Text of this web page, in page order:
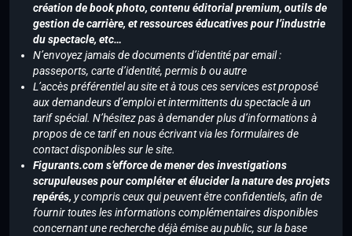
création de book photo, contenu éditorial premium, outils de
gestion de carrière, et ressources éducatives pour l’industrie
du spectacle, etc…
N’envoyez jamais de documents d’identité par email :
passeports, carte d’identité, permis b ou autre
L’accès préférentiel au site et à tous ces services est proposé
aux demandeurs d’emploi et intermittents du spectacle à un
tarif spécial. N’hésitez pas à demander plus d’informations à
propos de ce tarif en nous écrivant via les formulaires de
contact disponibles sur le site.
Figurants.com s’efforce de mener des investigations
scrupuleuses pour compléter et élucider la nature des projets
repérés, y compris ceux qui peuvent être confidentiels, afin de
fournir toutes les informations complémentaires disponibles
concernant une recherche déjà émise au public, sur la base